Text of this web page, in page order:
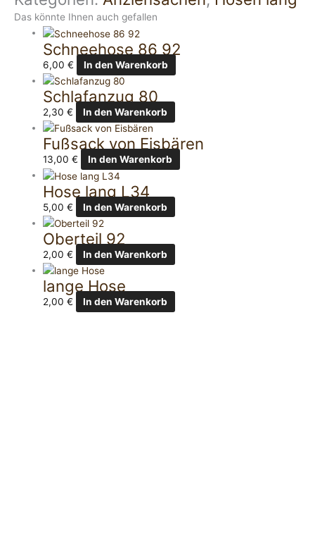
Das könnte Ihnen auch gefallen
Schneehose 86 92
6,00€ In den Warenkorb
Schlafanzug 80
2,30€ In den Warenkorb
Fußsack von Eisbären
13,00€ In den Warenkorb
Hose lang L34
5,00€ In den Warenkorb
Oberteil 92
2,00€ In den Warenkorb
lange Hose
2,00€ In den Warenkorb